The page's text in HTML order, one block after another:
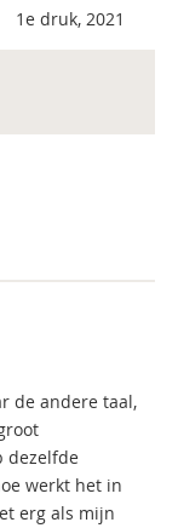
1e druk, 2021
de andere taal,
dezelfde
werkt het in
erg als mijn